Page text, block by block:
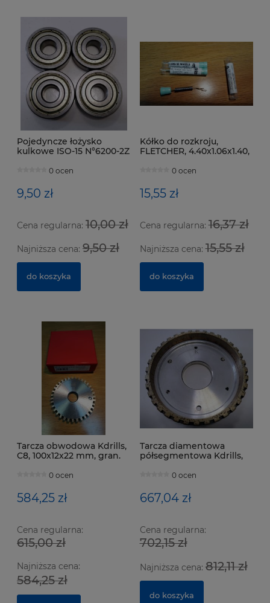
Pojedyncze łożysko
kulkowe ISO-15 N°6200-2Z
0 ocen
9,50 zł
Cena regularna: 10,00 zł
Najniższa cena: 9,50 zł
do koszyka
Kółko do rozkroju,
FLETCHER, 4.40x1.06x1.40,
0 ocen
15,55 zł
Cena regularna:16,37 zł
Najniższa cena:15,55 zł
do koszyka
Tarcza obwodowa Kdrills,
C8, 100x12x22 mm, gran.
0 ocen
584,25 zł
Cena regularna:
615,00 zł
Najniższa cena:
584,25 zł
Tarcza diamentowa
półsegmentowa Kdrills,
8x8+2, gran. 120
0 ocen
667,04 zł
Cena regularna:
702,15 zł
Najniższa cena:812,11 zł
do koszyka